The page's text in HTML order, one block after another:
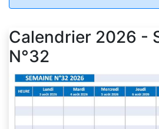
Calendrier 2026 -
N°32